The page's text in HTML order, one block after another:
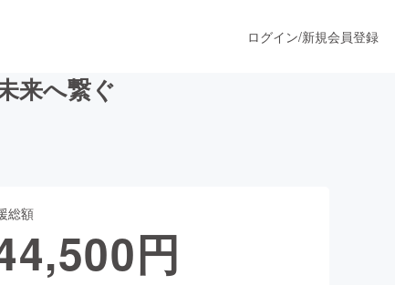
ファッション
ログイン/新規会員登録
来へ繋ぐ
総額
円